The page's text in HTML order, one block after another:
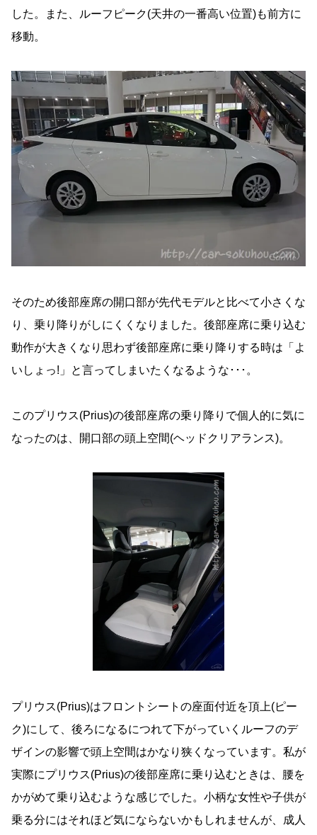
した。また、ルーフピーク(天井の一番高い位置)も前方に
移動。
そのため後部座席の開口部が先代モデルと比べて小さくな
り、乗り降りがしにくくなりました。後部座席に乗り込む
動作が大きくなり思わず後部座席に乗り降りする時は「よ
いしょっ!」と言ってしまいたくなるような･･･。
このプリウス(Prius)の後部座席の乗り降りで個人的に気に
なったのは、開口部の頭上空間(ヘッドクリアランス)。
プリウス(Prius)はフロントシートの座面付近を頂上(ピー
ク)にして、後ろになるにつれて下がっていくルーフのデ
ザインの影響で頭上空間はかなり狭くなっています。私が
実際にプリウス(Prius)の後部座席に乗り込むときは、腰を
かがめて乗り込むような感じでした。小柄な女性や子供が
乗る分にはそれほど気にならないかもしれませんが、成人